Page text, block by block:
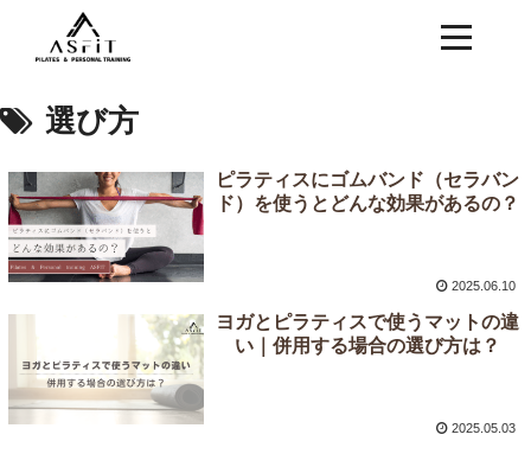
選び方
ピラティスにゴムバンド（セラバン
ド）を使うとどんな効果があるの？
2025.06.10
ヨガとピラティスで使うマットの違
い｜併用する場合の選び方は？
2025.05.03